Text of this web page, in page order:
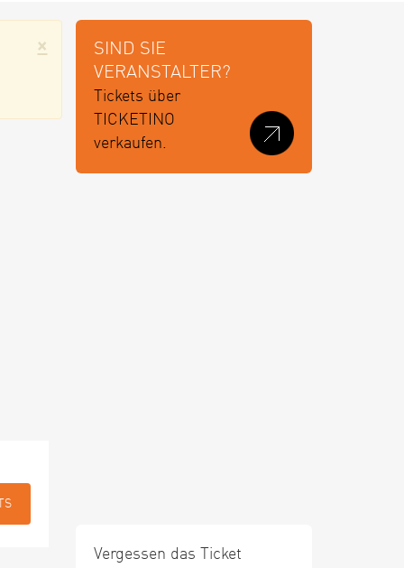
×
SIND SIE
VERANSTALTER?
Tickets über
TICKETINO
verkaufen.
Vergessen das Ticket